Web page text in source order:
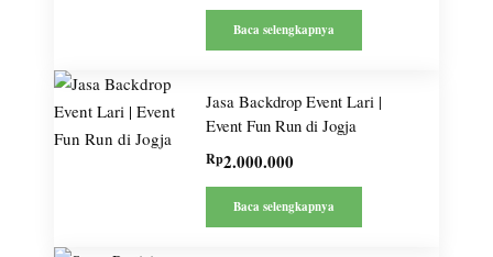
Baca selengkapnya
Jasa Backdrop Event Lari |
Event Fun Run di Jogja
Rp2.000.000
Baca selengkapnya